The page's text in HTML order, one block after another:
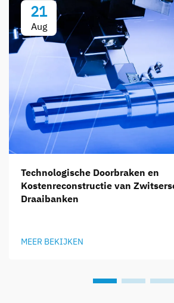
21
Aug
Technologische Doorbraken en
Kostenreconstructie van
Draaibanken
MEER BEKIJKEN